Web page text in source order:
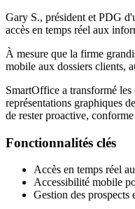
Gary S., président et PDG
accès en temps réel aux
À mesure que la firme
mobile aux dossiers clients,
SmartOffice a transformé
représentations graphiques
de rester proactive,
Fonctionnalités clés
Accès en temps réel
Accessibilité mobile
Gestion des